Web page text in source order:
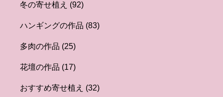
冬の寄せ植え (92)
ハンギングの作品 (83)
多肉の作品 (25)
花壇の作品 (17)
おすすめ寄せ植え (32)